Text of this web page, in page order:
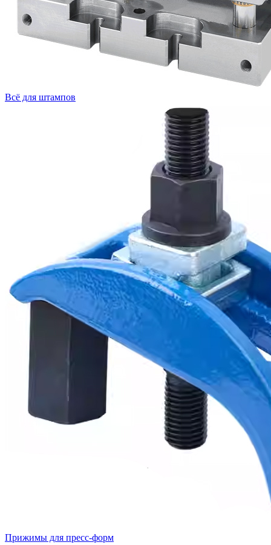
Всё для штампов
Прижимы для пресс-форм